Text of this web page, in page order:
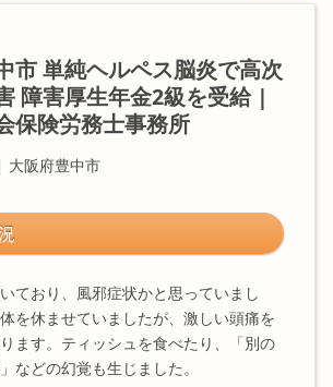
市 単純ヘルペス脳炎で高次
障害厚生年金2級を受給 |
保険労務士事務所
大阪府豊中市
ており、風邪症状かと思っていまし
を休ませていましたが、激しい頭痛を
ます。ティッシュを食べたり、「別の
などの幻覚も生じました。